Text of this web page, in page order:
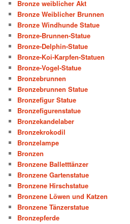
Bronze weiblicher Akt
Bronze Weiblicher Brunnen
Bronze Windhunde Statue
Bronze-Brunnen-Statue
Bronze-Delphin-Statue
Bronze-Koi-Karpfen-Statuen
Bronze-Vogel-Statue
Bronzebrunnen
Bronzebrunnen Statue
Bronzefigur Statue
Bronzefigurenstatue
Bronzekandelaber
Bronzekrokodil
Bronzelampe
Bronzen
Bronzene Balletttänzer
Bronzene Gartenstatue
Bronzene Hirschstatue
Bronzene Löwen und Katzen
Bronzene Tänzerstatue
Bronzepferde